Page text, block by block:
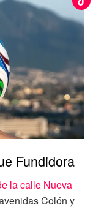
Fundidora
la calle Nueva
Colón y